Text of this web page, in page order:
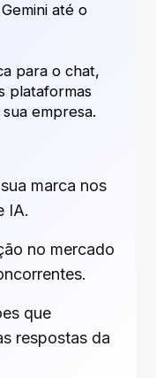
até o
para o chat,
plataformas
empresa.
marca nos
IA.
no mercado
que
respostas da